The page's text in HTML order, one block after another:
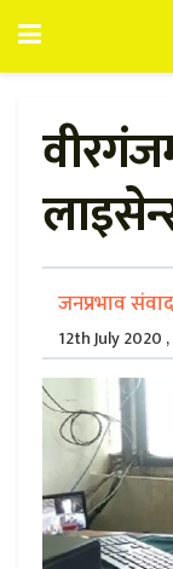
जनप्रभाव
12th July 2020 ,